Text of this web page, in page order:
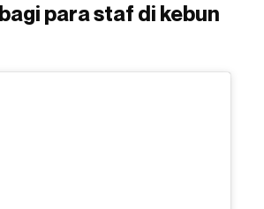
para staf di kebun